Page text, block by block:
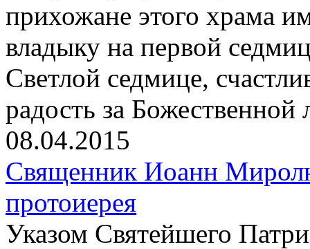
прихожане этого храма
владыку на первой
Светлой седмице,
радость за Божественной
08.04.2015
Священник Иоанн
протоиерея
Указом Святейшего